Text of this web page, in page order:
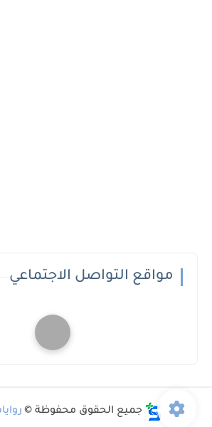
مواقع التواصل الاجتماعي
جميع الحقوق محفوظة ©